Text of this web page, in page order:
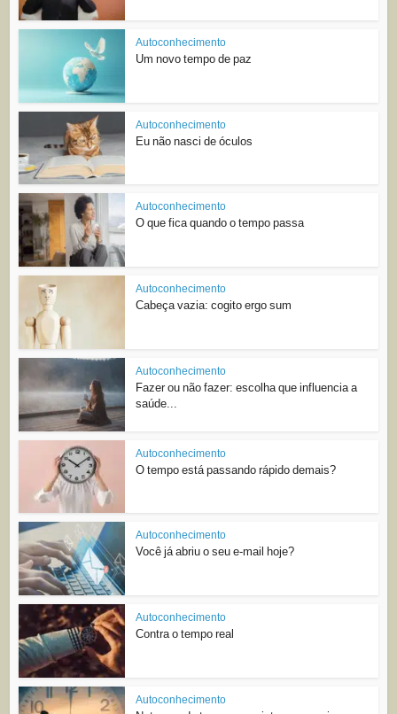
Autoconhecimento
Um novo tempo de paz
Autoconhecimento
Eu não nasci de óculos
Autoconhecimento
O que fica quando o tempo passa
Autoconhecimento
Cabeça vazia: cogito ergo sum
Autoconhecimento
Fazer ou não fazer: escolha que influencia a
saúde...
Autoconhecimento
O tempo está passando rápido demais?
Autoconhecimento
Você já abriu o seu e-mail hoje?
Autoconhecimento
Contra o tempo real
Autoconhecimento